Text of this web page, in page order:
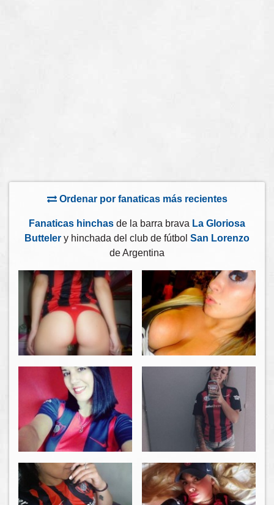
Ordenar por fanaticas más recientes
Fanaticas hinchas de la barra brava La Gloriosa
Butteler y hinchada del club de fútbol San Lorenzo
de Argentina